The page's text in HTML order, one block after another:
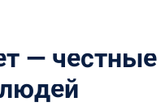
— честные